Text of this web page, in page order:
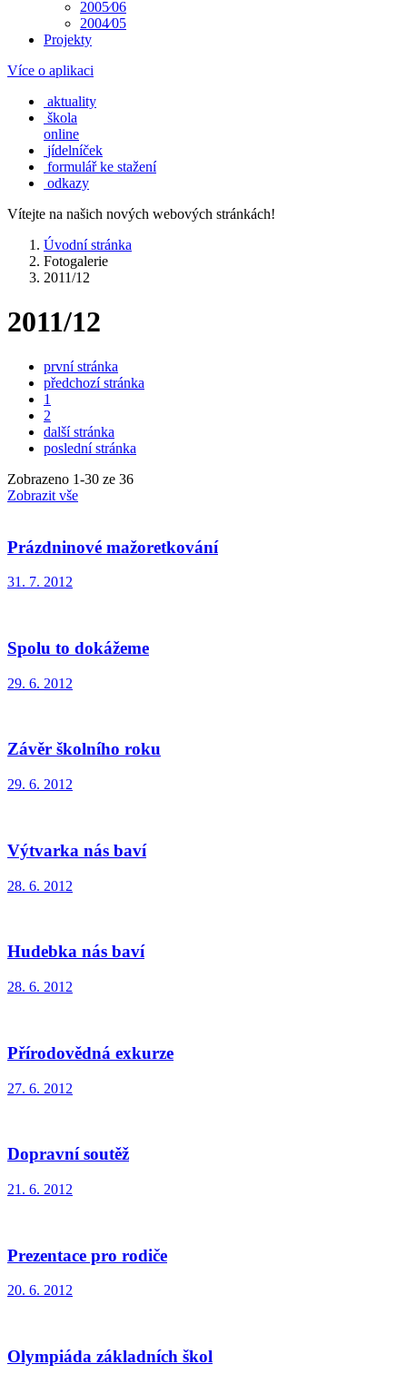
2005⁄06
2004⁄05
Projekty
Více o aplikaci
aktuality
škola
online
jídelníček
formulář ke stažení
odkazy
Vítejte na našich nových webových stránkách!
Úvodní stránka
Fotogalerie
2011/12
2011/12
první stránka
předchozí stránka
1
2
další stránka
poslední stránka
Zobrazeno 1-30 ze 36
Zobrazit vše
Prázdninové mažoretkování
31. 7. 2012
Spolu to dokážeme
29. 6. 2012
Závěr školního roku
29. 6. 2012
Výtvarka nás baví
28. 6. 2012
Hudebka nás baví
28. 6. 2012
Přírodovědná exkurze
27. 6. 2012
Dopravní soutěž
21. 6. 2012
Prezentace pro rodiče
20. 6. 2012
Olympiáda základních škol